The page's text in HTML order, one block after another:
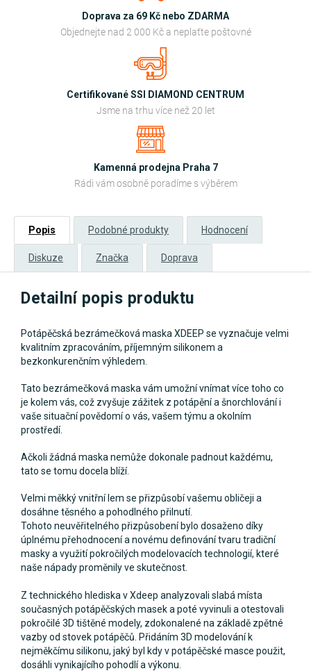
Doprava za 69 Kč nebo ZDARMA
Objednejte nad 2 000 Kč a neplaťte poštovné
Certifikované SSI DIAMOND CENTRUM
Jsme na trhu více než 20 let
Kamenná prodejna Praha 7
Rádi vám osobně poradíme s výběrem
Popis Podobné produkty Hodnocení
Diskuze Značka Doprava
Detailní popis produktu
Potápěčská bezrámečková maska XDEEP se vyznačuje velmi
kvalitním zpracováním, příjemným silikonem a
bezkonkurenčním výhledem.
Tato bezrámečková maska vám umožní vnímat více toho co
je kolem vás, což zvyšuje zážitek z potápění a šnorchlování i
vaše situační povědomí o vás, vašem týmu a okolním
prostředí.
Ačkoli žádná maska nemůže dokonale padnout každému,
tato se tomu docela blíží.
Velmi měkký vnitřní lem se přizpůsobí vašemu obličeji a
dosáhne těsného a pohodlného přilnutí.
Tohoto neuvěřitelného přizpůsobení bylo dosaženo díky
úplnému přehodnocení a novému definování tvaru tradiční
masky a využití pokročilých modelovacích technologií, které
naše nápady proměnily ve skutečnost.
Z technického hlediska v Xdeep analyzovali slabá místa
současných potápěčských masek a poté vyvinuli a otestovali
pokročilé 3D tištěné modely, zdokonalené na základě zpětné
vazby od stovek potápěčů. Přidáním 3D modelování k
nejměkčímu silikonu, jaký byl kdy v potápěčské masce použit,
dosáhli vynikajícího pohodlí a výkonu.